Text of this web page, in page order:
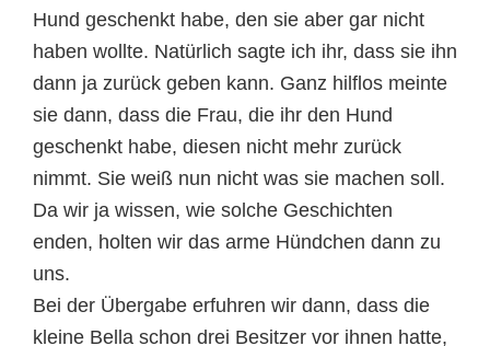
Hund geschenkt habe, den sie aber gar nicht
haben wollte. Natürlich sagte ich ihr, dass sie ihn
dann ja zurück geben kann. Ganz hilflos meinte
sie dann, dass die Frau, die ihr den Hund
geschenkt habe, diesen nicht mehr zurück
nimmt. Sie weiß nun nicht was sie machen soll.
Da wir ja wissen, wie solche Geschichten
enden, holten wir das arme Hündchen dann zu
uns.
Bei der Übergabe erfuhren wir dann, dass die
kleine Bella schon drei Besitzer vor ihnen hatte,